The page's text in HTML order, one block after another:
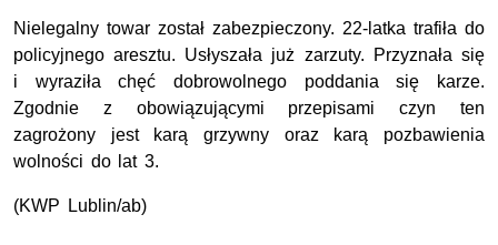
Nielegalny towar został zabezpieczony. 22-latka trafiła do
policyjnego aresztu. Usłyszała już zarzuty. Przyznała się
i wyraziła chęć dobrowolnego poddania się karze.
Zgodnie z obowiązującymi przepisami czyn ten
zagrożony jest karą grzywny oraz karą pozbawienia
wolności do lat 3.
(KWP Lublin/ab)